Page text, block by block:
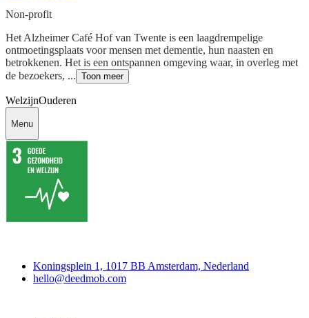
Non-profit
Het Alzheimer Café Hof van Twente is een laagdrempelige
ontmoetingsplaats voor mensen met dementie, hun naasten en
betrokkenen. Het is een ontspannen omgeving waar, in overleg met
de bezoekers, ... Toon meer
WelzijnOuderen
Menu
Koningsplein 1, 1017 BB Amsterdam, Nederland
hello@deedmob.com